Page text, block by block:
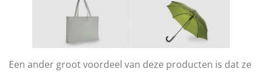
Een ander groot voordeel van deze producten is dat ze